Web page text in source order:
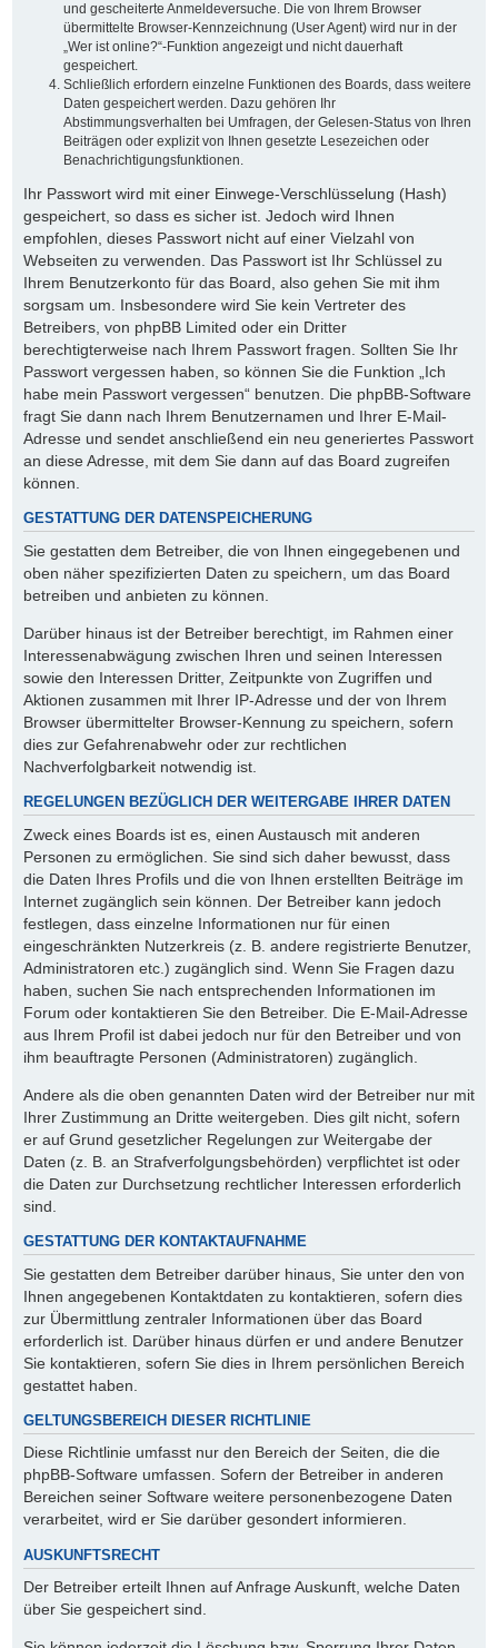
und gescheiterte Anmeldeversuche. Die von Ihrem Browser
übermittelte Browser-Kennzeichnung (User Agent) wird nur in der
„Wer ist online?“-Funktion angezeigt und nicht dauerhaft
gespeichert.
Schließlich erfordern einzelne Funktionen des Boards, dass weitere
Daten gespeichert werden. Dazu gehören Ihr
Abstimmungsverhalten bei Umfragen, der Gelesen-Status von Ihren
Beiträgen oder explizit von Ihnen gesetzte Lesezeichen oder
Benachrichtigungsfunktionen.
Ihr Passwort wird mit einer Einwege-Verschlüsselung (Hash)
gespeichert, so dass es sicher ist. Jedoch wird Ihnen
empfohlen, dieses Passwort nicht auf einer Vielzahl von
Webseiten zu verwenden. Das Passwort ist Ihr Schlüssel zu
Ihrem Benutzerkonto für das Board, also gehen Sie mit ihm
sorgsam um. Insbesondere wird Sie kein Vertreter des
Betreibers, von phpBB Limited oder ein Dritter
berechtigterweise nach Ihrem Passwort fragen. Sollten Sie Ihr
Passwort vergessen haben, so können Sie die Funktion „Ich
habe mein Passwort vergessen“ benutzen. Die phpBB-Software
fragt Sie dann nach Ihrem Benutzernamen und Ihrer E-Mail-
Adresse und sendet anschließend ein neu generiertes Passwort
an diese Adresse, mit dem Sie dann auf das Board zugreifen
können.
GESTATTUNG DER DATENSPEICHERUNG
Sie gestatten dem Betreiber, die von Ihnen eingegebenen und
oben näher spezifizierten Daten zu speichern, um das Board
betreiben und anbieten zu können.
Darüber hinaus ist der Betreiber berechtigt, im Rahmen einer
Interessenabwägung zwischen Ihren und seinen Interessen
sowie den Interessen Dritter, Zeitpunkte von Zugriffen und
Aktionen zusammen mit Ihrer IP-Adresse und der von Ihrem
Browser übermittelter Browser-Kennung zu speichern, sofern
dies zur Gefahrenabwehr oder zur rechtlichen
Nachverfolgbarkeit notwendig ist.
REGELUNGEN BEZÜGLICH DER WEITERGABE IHRER DATEN
Zweck eines Boards ist es, einen Austausch mit anderen
Personen zu ermöglichen. Sie sind sich daher bewusst, dass
die Daten Ihres Profils und die von Ihnen erstellten Beiträge im
Internet zugänglich sein können. Der Betreiber kann jedoch
festlegen, dass einzelne Informationen nur für einen
eingeschränkten Nutzerkreis (z. B. andere registrierte Benutzer,
Administratoren etc.) zugänglich sind. Wenn Sie Fragen dazu
haben, suchen Sie nach entsprechenden Informationen im
Forum oder kontaktieren Sie den Betreiber. Die E-Mail-Adresse
aus Ihrem Profil ist dabei jedoch nur für den Betreiber und von
ihm beauftragte Personen (Administratoren) zugänglich.
Andere als die oben genannten Daten wird der Betreiber nur mit
Ihrer Zustimmung an Dritte weitergeben. Dies gilt nicht, sofern
er auf Grund gesetzlicher Regelungen zur Weitergabe der
Daten (z. B. an Strafverfolgungsbehörden) verpflichtet ist oder
die Daten zur Durchsetzung rechtlicher Interessen erforderlich
sind.
GESTATTUNG DER KONTAKTAUFNAHME
Sie gestatten dem Betreiber darüber hinaus, Sie unter den von
Ihnen angegebenen Kontaktdaten zu kontaktieren, sofern dies
zur Übermittlung zentraler Informationen über das Board
erforderlich ist. Darüber hinaus dürfen er und andere Benutzer
Sie kontaktieren, sofern Sie dies in Ihrem persönlichen Bereich
gestattet haben.
GELTUNGSBEREICH DIESER RICHTLINIE
Diese Richtlinie umfasst nur den Bereich der Seiten, die die
phpBB-Software umfassen. Sofern der Betreiber in anderen
Bereichen seiner Software weitere personenbezogene Daten
verarbeitet, wird er Sie darüber gesondert informieren.
AUSKUNFTSRECHT
Der Betreiber erteilt Ihnen auf Anfrage Auskunft, welche Daten
über Sie gespeichert sind.